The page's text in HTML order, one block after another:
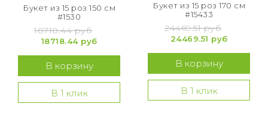
Букет из 15 роз 150 см
#1530
18718.44 руб
18718.44 руб
В корзину
В 1 клик
Букет из 15 роз 170 см
#15433
24469.51 руб
24469.51 руб
В корзину
В 1 клик